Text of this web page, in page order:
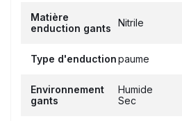
Matière
enduction gants
Nitrile
Type d'enductionpaume
Environnement
gants
Humide
Sec